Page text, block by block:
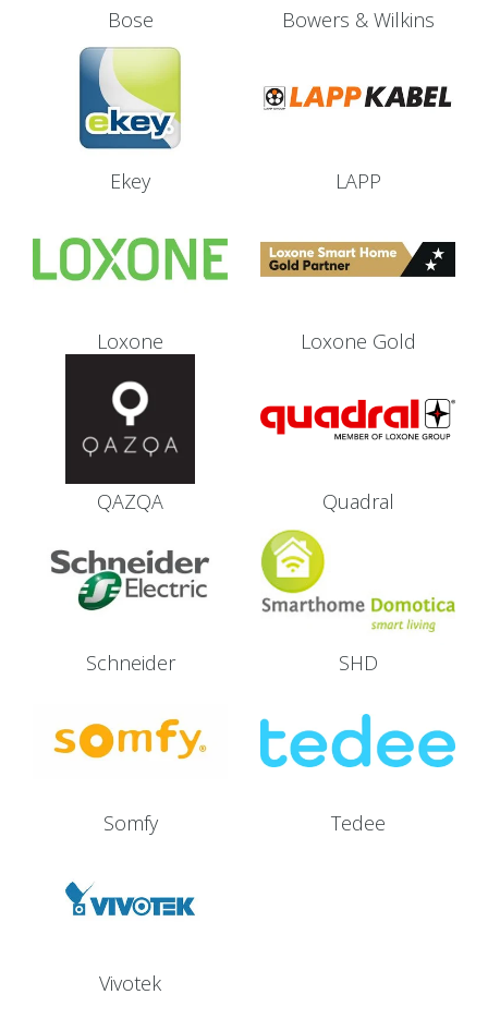
Bose Bowers & Wilkins
Ekey LAPP
Loxone Loxone Gold
QAZQA Quadral
Schneider SHD
Somfy Tedee
Vivotek